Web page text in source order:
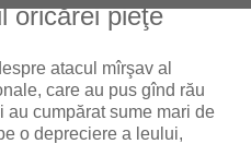
oricărei pieţe
atacul mîrşav al
care au pus gînd rău
au cumpărat sume mari de
o depreciere a leului,